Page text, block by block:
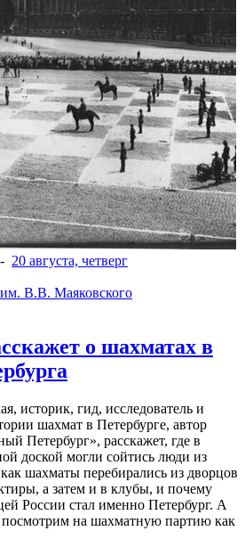
- 20 августа, четверг
В.В. Маяковского
о шахматах в
историк, гид, исследователь и
шахмат в Петербурге, автор
Петербург», расскажет, где в
доской могли сойтись люди из
шахматы перебирались из дворцов
а затем и в клубы, и почему
России стал именно Петербург. А
посмотрим на шахматную партию как